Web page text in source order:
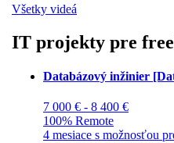
Všetky videá
IT projekty pre
Databázový inžinier
7 000 € - 8 400 €
100% Remote
4 mesiace s možnosťou